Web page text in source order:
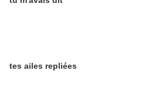
tes ailes repliées